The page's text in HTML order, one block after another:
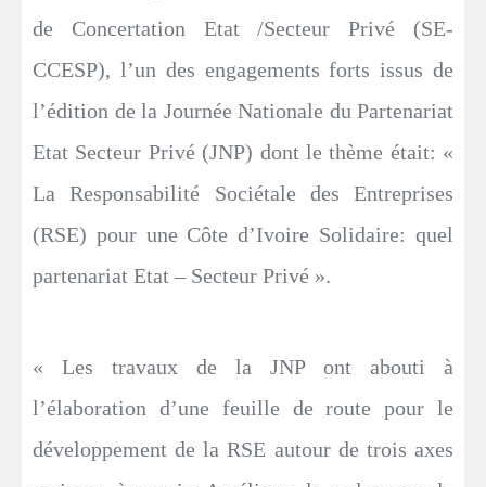
de Concertation Etat /Secteur Privé (SE-
CCESP), l’un des engagements forts issus de
l’édition de la Journée Nationale du Partenariat
Etat Secteur Privé (JNP) dont le thème était: «
La Responsabilité Sociétale des Entreprises
(RSE) pour une Côte d’Ivoire Solidaire: quel
partenariat Etat – Secteur Privé ».
« Les travaux de la JNP ont abouti à
l’élaboration d’une feuille de route pour le
développement de la RSE autour de trois axes